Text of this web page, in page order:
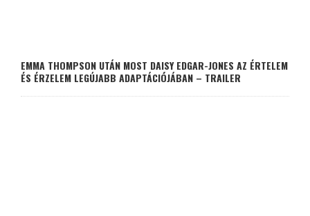
EMMA THOMPSON UTÁN MOST DAISY EDGAR-JONES AZ ÉRTELEM
ÉS ÉRZELEM LEGÚJABB ADAPTÁCIÓJÁBAN – TRAILER